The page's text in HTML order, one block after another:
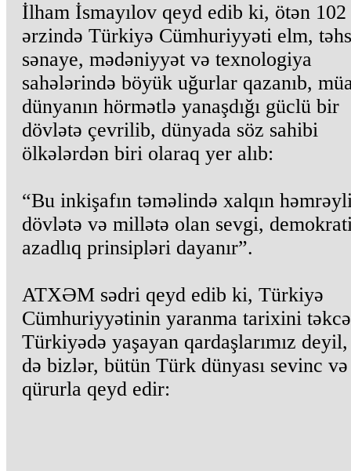
İlham İsmayılov qeyd edib ki, ötən
ərzində Türkiyə Cümhuriyyəti elm,
sənaye, mədəniyyət və texnologiya
sahələrində böyük uğurlar qazanıb,
dünyanın hörmətlə yanaşdığı güclü bir
dövlətə çevrilib, dünyada söz sahibi
ölkələrdən biri olaraq yer alıb:
“Bu inkişafın təməlində xalqın
dövlətə və millətə olan sevgi,
azadlıq prinsipləri dayanır”.
ATXƏM sədri qeyd edib ki, Türkiyə
Cümhuriyyətinin yaranma tarixini təkcə
Türkiyədə yaşayan qardaşlarımız
də bizlər, bütün Türk dünyası sevinc və
qürurla qeyd edir: